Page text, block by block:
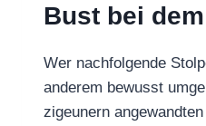
Bust bei
Wer nachfolgende
anderem bewusst
zigeunern